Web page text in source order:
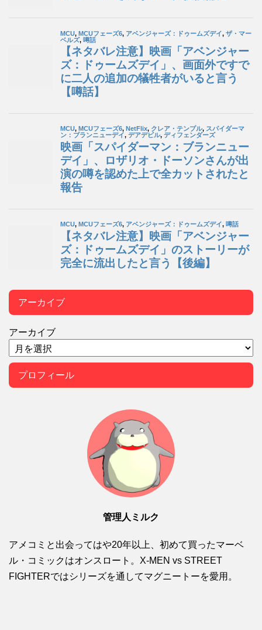
アーカイブ
アーカイブ
プロフィール
管理人ミルク
アメコミと出会ってはや20年以上、初めて買ったマーベ
ル・コミックはオンスロート。X-MEN vs STREET
FIGHTERではシリーズを通してマグニートーを愛用。